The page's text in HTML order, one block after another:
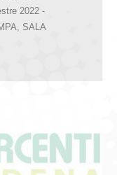
2022 -
, SALA